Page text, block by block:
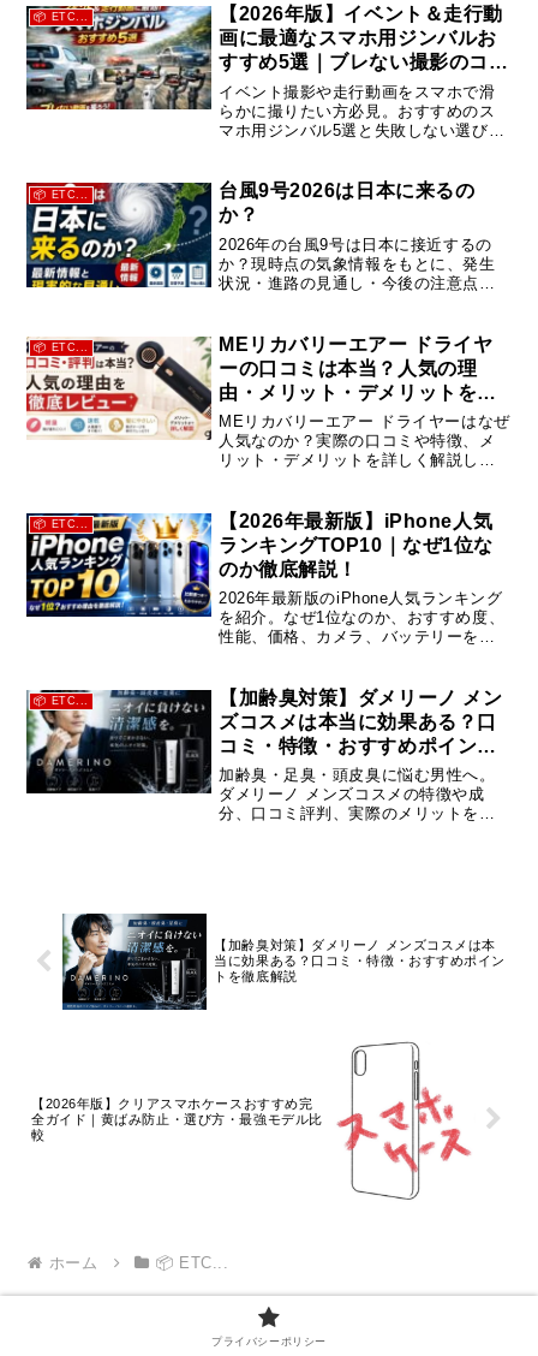
ね。ただ、そのワクチンは、後遺症な
どないのかな？ちょっときになりまし
た。...
📦 ETC...
【2026年版】イベント＆走行動
画に最適なスマホ用ジンバルお
すすめ5選｜ブレない撮影のコツ
も解説
イベント撮影や走行動画をスマホで滑
らかに撮りたい方必見。おすすめのス
マホ用ジンバル5選と失敗しない選び
デルを紹介します。
📦 ETC...
台風9号2026は日本に来るの
か？
2026年の台風9号は日本に接近するの
か？現時点の気象情報をもとに、発生
状況・進路の見通し・今後の注意点を
📦 ETC...
MEリカバリーエアー ドライヤ
ーの口コミは本当？人気の理
由・メリット・デメリットを徹
底レビュー
MEリカバリーエアー ドライヤーはなぜ
人気なのか？実際の口コミや特徴、メ
リット・デメリットを詳しく解説しま
イントをまとめました。
📦 ETC...
【2026年最新版】iPhone人気
ランキングTOP10｜なぜ1位な
のか徹底解説！
2026年最新版のiPhone人気ランキング
を紹介。なぜ1位なのか、おすすめ度、
性能、価格、カメラ、バッテリーを比
イントも解説。
📦 ETC...
【加齢臭対策】ダメリーノ メン
ズコスメは本当に効果ある？口
コミ・特徴・おすすめポイント
を徹底解説
加齢臭・足臭・頭皮臭に悩む男性へ。
ダメリーノ メンズコスメの特徴や成
分、口コミ評判、実際のメリットを詳
【加齢臭対策】ダメリーノ メンズコスメは本
当に効果ある？口コミ・特徴・おすすめポイン
トを徹底解説
【2026年版】クリアスマホケースおすすめ完
全ガイド｜黄ばみ防止・選び方・最強モデル比
較
ホーム 📦 ETC...
プライバシーポリシー